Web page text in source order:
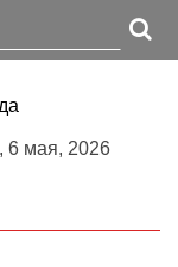
6 мая, 2026